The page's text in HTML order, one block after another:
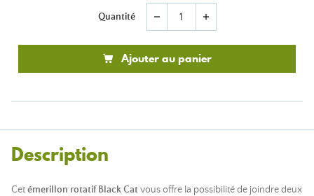
Quantité remove add
Ajouter au panier
Description
Cetémerillon rotatif Black Catvous offre la possibilité de joindre deux